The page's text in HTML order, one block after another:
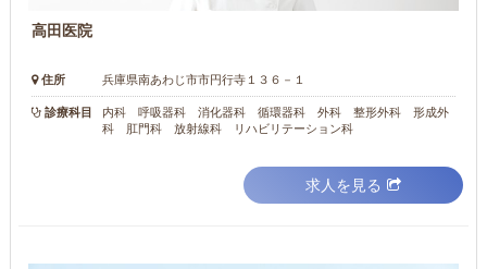
高田医院
住所 兵庫県南あわじ市市円行寺１３６－１
診療科目
内科 呼吸器科 消化器科 循環器科 外科 整形外科 形成外
科 肛門科 放射線科 リハビリテーション科
求人を見る